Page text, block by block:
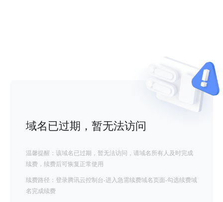
域名已过期，暂无法访问
温馨提醒：该域名已过期，暂无法访问，请域名所有人及时完成
续费，续费后可恢复正常使用
续费路径：登录腾讯云控制台-进入急需续费域名页面-勾选续费域
名完成续费